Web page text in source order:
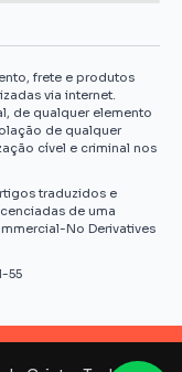
frete e produtos
via internet.
de qualquer elemento
de qualquer
cível e criminal nos
traduzidos e
de uma
No Derivatives
55